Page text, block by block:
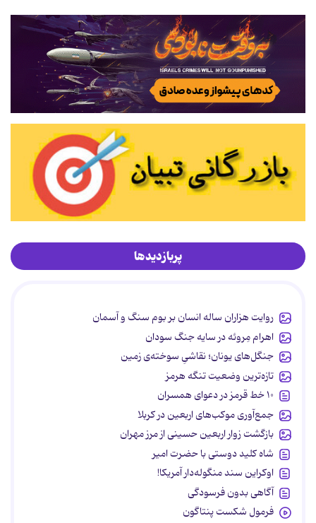
پربازدیدها
روایت هزاران ساله انسان بر بوم سنگ و آسمان
اهرام مِروئه در سایه جنگ سودان
جنگل‌های یونان؛ نقاشیِ سوخته‌ی زمین
تازه‌ترین وضعیت تنگه هرمز
۱۰ خط قرمز در دعوای همسران
جمع‌آوری موکب‌های اربعین در کربلا
بازگشت زوار اربعین حسینی از مرز مهران
شاه کلید دوستی با حضرت امیر
اوکراین سند منگوله‌دار آمریکا!
آگاهی بدون فرسودگی
فرمول شکست پنتاگون